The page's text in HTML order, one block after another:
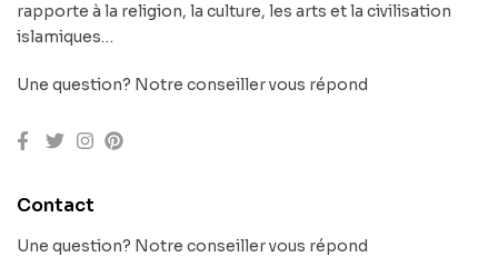
rapporte à la religion, la culture, les arts et la civilisation
islamiques…
Une question? Notre conseiller vous répond
Contact
Une question? Notre conseiller vous répond